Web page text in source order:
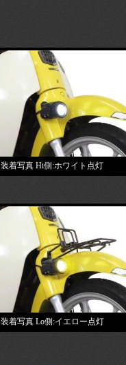
装着写真 Hi側:ホワイト点灯
装着写真 Lo側:イエロー点灯